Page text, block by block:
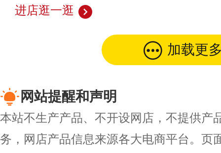
进店逛一逛
加载更
网站提醒和声明
本站不生产产品、不开设网店，不提供产
务，网店产品信息来源各大电商平台。页